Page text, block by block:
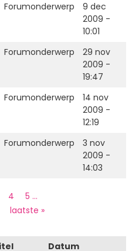
Forumonderwerp
9 dec
2009 -
10:01
Forumonderwerp
29 nov
2009 -
19:47
Forumonderwerp
14 nov
2009 -
12:19
Forumonderwerp
3 nov
2009 -
14:03
Page
4 Page
5 …
Laatste
laatste »
Datum